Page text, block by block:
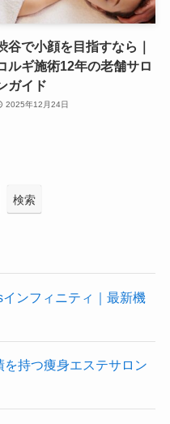
谷で小顔を目指すなら｜
ルギ施術12年の老舗サロ
ガイド
2025年12月24日
検索
ンフィニティ｜最新機
持つ痩身エステサロン